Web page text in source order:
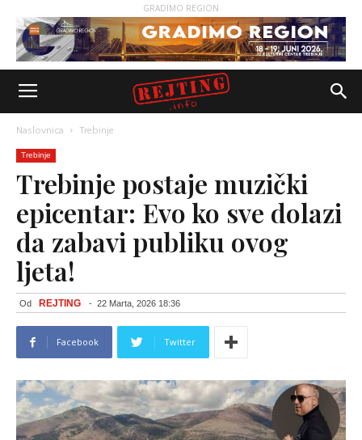
GRADIMO REGION
Naslovnica Trebinje
Trebinje
Trebinje postaje muzički
epicentar: Evo ko sve dolazi
da zabavi publiku ovog
ljeta!
Od REJTING - 22 Marta, 2026 18:36
Facebook Twitter